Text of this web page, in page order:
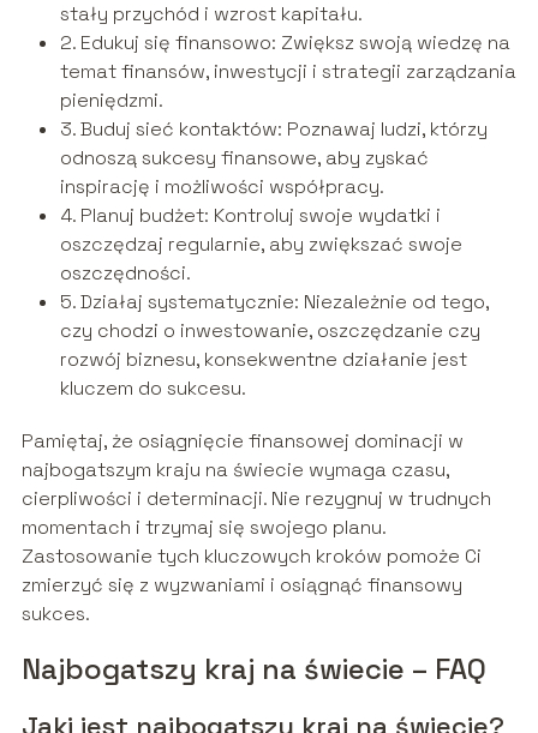
stały przychód i wzrost kapitału.
2. Edukuj się finansowo: Zwiększ swoją wiedzę na
temat finansów, inwestycji i strategii zarządzania
pieniędzmi.
3. Buduj sieć kontaktów: Poznawaj ludzi, którzy
odnoszą sukcesy finansowe, aby zyskać
inspirację i możliwości współpracy.
4. Planuj budżet: Kontroluj swoje wydatki i
oszczędzaj regularnie, aby zwiększać swoje
oszczędności.
5. Działaj systematycznie: Niezależnie od tego,
czy chodzi o inwestowanie, oszczędzanie czy
rozwój biznesu, konsekwentne działanie jest
kluczem do sukcesu.
Pamiętaj, że osiągnięcie finansowej dominacji w
najbogatszym kraju na świecie wymaga czasu,
cierpliwości i determinacji. Nie rezygnuj w trudnych
momentach i trzymaj się swojego planu.
Zastosowanie tych kluczowych kroków pomoże Ci
zmierzyć się z wyzwaniami i osiągnąć finansowy
sukces.
Najbogatszy kraj na świecie – FAQ
Jaki jest najbogatszy kraj na świecie?